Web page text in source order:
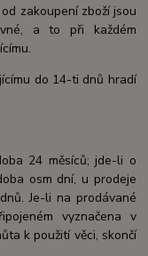
zakoupení zboží jsou
a to při každém
do 14-ti dnů hradí
24 měsíců; jde-li o
osm dní, u prodeje
Je-li na prodávané
vyznačena v
k použití věci, skončí